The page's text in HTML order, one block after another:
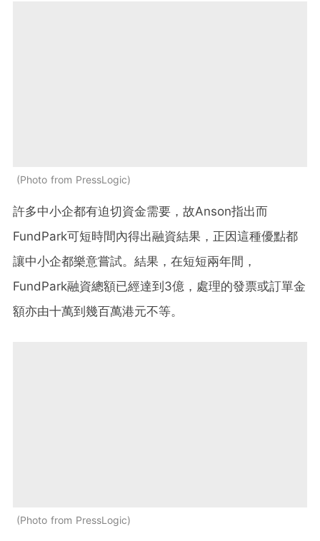
Photo from PressLogic
許多中小企都有迫切資金需要，故Anson指出而
FundPark可短時間內得出融資結果，正因這種優點都
讓中小企都樂意嘗試。結果，在短短兩年間，
FundPark融資總額已經達到3億，處理的發票或訂單金
額亦由十萬到幾百萬港元不等。
Photo from PressLogic